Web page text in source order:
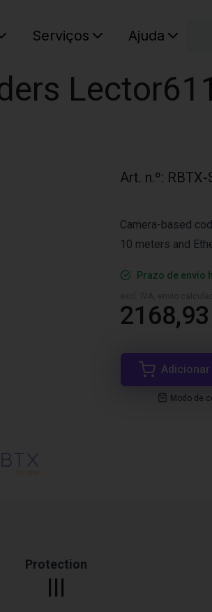
Serviços Ajuda
Art. n.º:
Camera-based
10 meters and
Prazo de envio
Modo de
Protection
III